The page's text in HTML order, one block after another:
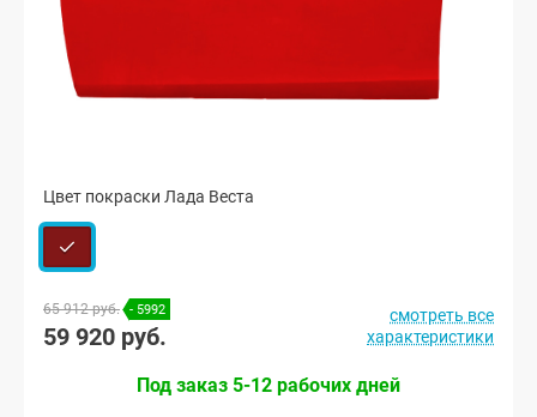
Цвет покраски Лада Веста
65 912 руб. - 5992
59 920 руб.
смотреть все
характеристики
Под заказ 5-12 рабочих дней